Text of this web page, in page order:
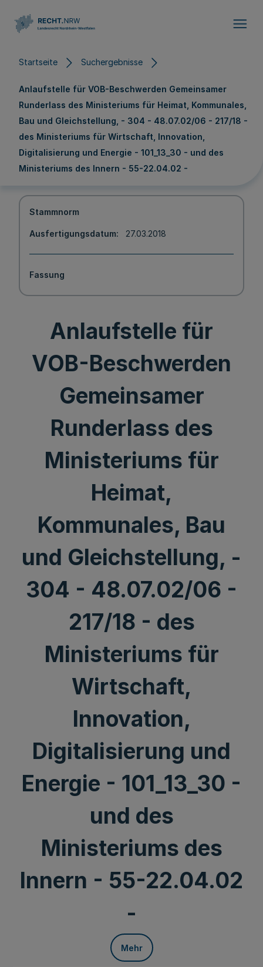
Startseite Suchergebnisse
Anlaufstelle für VOB-Beschwerden Gemeinsamer
Runderlass des Ministeriums für Heimat, Kommunales,
Bau und Gleichstellung, - 304 - 48.07.02/06 - 217/18 -
des Ministeriums für Wirtschaft, Innovation,
Digitalisierung und Energie - 101_13_30 - und des
Ministeriums des Innern - 55-22.04.02 -
Stammnorm
Ausfertigungsdatum 27.03.2018
Fassung
Anlaufstelle für
VOB-Beschwerden
Gemeinsamer
Runderlass des
Ministeriums für
Heimat,
Kommunales, Bau
und Gleichstellung, -
304 - 48.07.02/06 -
217/18 - des
Ministeriums für
Wirtschaft,
Innovation,
Digitalisierung und
Energie - 101_13_30 -
und des
Ministeriums des
Innern - 55-22.04.02
-
Mehr